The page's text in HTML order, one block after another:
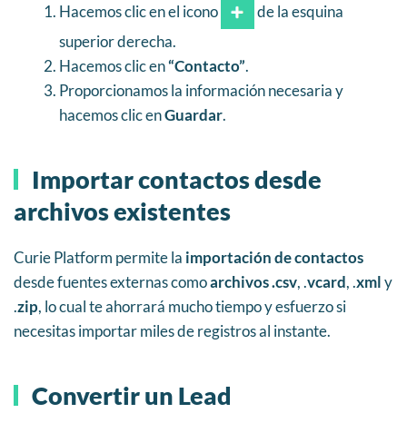
Hacemos clic en el icono
de la esquina
superior derecha.
Hacemos clic en“Contacto”.
Proporcionamos la información necesaria y
hacemos clic enGuardar.
Importar contactos desde
archivos existentes
Curie Platform permite la importación de contactos
desde fuentes externas comoarchivos .csv, .vcard, .xmly
.zip, lo cual te ahorrará mucho tiempo y esfuerzo si
necesitas importar miles de registros al instante.
Convertir un Lead